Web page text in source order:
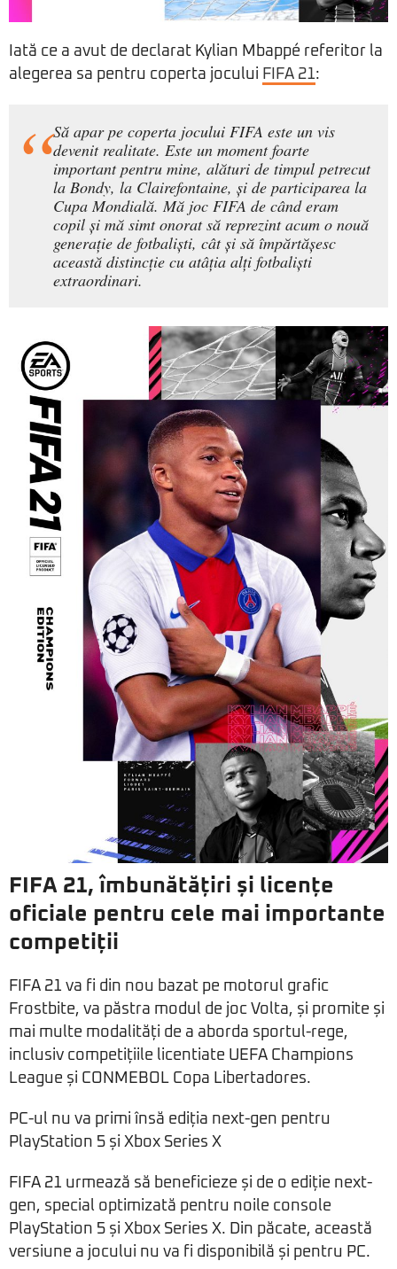
Iată ce a avut de declarat Kylian Mbappé referitor la
alegerea sa pentru coperta jocului FIFA 21:
Să apar pe coperta jocului FIFA este un vis
devenit realitate. Este un moment foarte
important pentru mine, alături de timpul petrecut
la Bondy, la Clairefontaine, și de participarea la
Cupa Mondială. Mă joc FIFA de când eram
copil și mă simt onorat să reprezint acum o nouă
generație de fotbaliști, cât și să împărtășesc
această distincție cu atâția alți fotbaliști
extraordinari.
FIFA 21, îmbunătățiri și licențe
oficiale pentru cele mai importante
competiții
FIFA 21 va fi din nou bazat pe motorul grafic
Frostbite, va păstra modul de joc Volta, și promite și
mai multe modalități de a aborda sportul-rege,
inclusiv competițiile licentiate UEFA Champions
League și CONMEBOL Copa Libertadores.
PC-ul nu va primi însă ediția next-gen pentru
PlayStation 5 și Xbox Series X
FIFA 21 urmează să beneficieze și de o ediție next-
gen, special optimizată pentru noile console
PlayStation 5 și Xbox Series X. Din păcate, această
versiune a jocului nu va fi disponibilă și pentru PC.